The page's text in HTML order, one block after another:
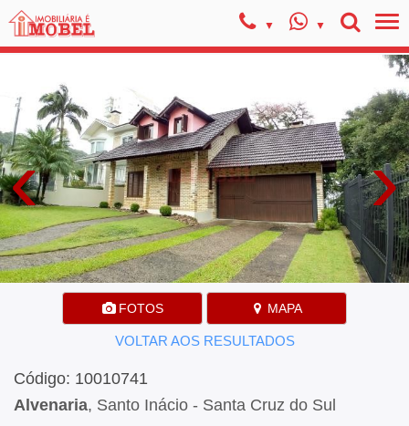
‹ ›
FOTOS MAPA
VOLTAR AOS RESULTADOS
Código: 10010741
Alvenaria, Santo Inácio - Santa Cruz do Sul